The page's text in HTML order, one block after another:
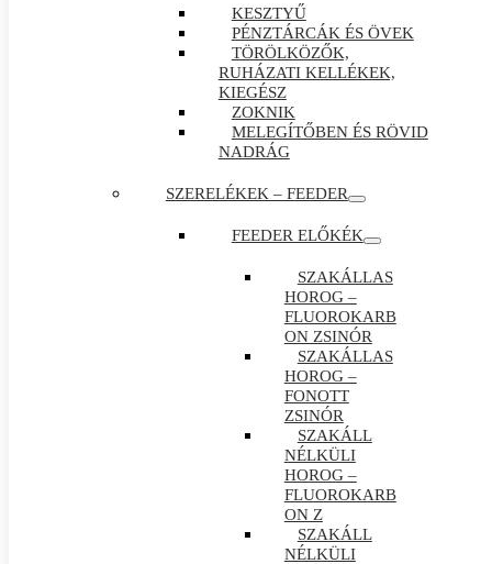
KESZTYŰ
PÉNZTÁRCÁK ÉS ÖVEK
TÖRÖLKÖZŐK,
RUHÁZATI KELLÉKEK,
KIEGÉSZ
ZOKNIK
MELEGÍTŐBEN ÉS RÖVID
NADRÁG
SZERELÉKEK – FEEDER
FEEDER ELŐKÉK
SZAKÁLLAS
HOROG –
FLUOROKARB
ON ZSINÓR
SZAKÁLLAS
HOROG –
FONOTT
ZSINÓR
SZAKÁLL
NÉLKÜLI
HOROG –
FLUOROKARB
ON Z
SZAKÁLL
NÉLKÜLI